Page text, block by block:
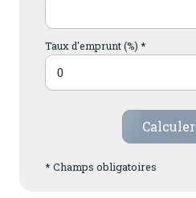
Taux d'emprunt (%) *
Calculer
* Champs obligatoires